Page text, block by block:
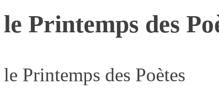
le Printemps des
le Printemps des Poètes